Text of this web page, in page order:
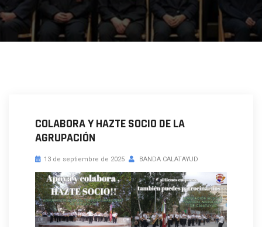
COLABORA Y HAZTE SOCIO DE LA
AGRUPACIÓN
13 de septiembre de 2025 BANDA CALATAYUD